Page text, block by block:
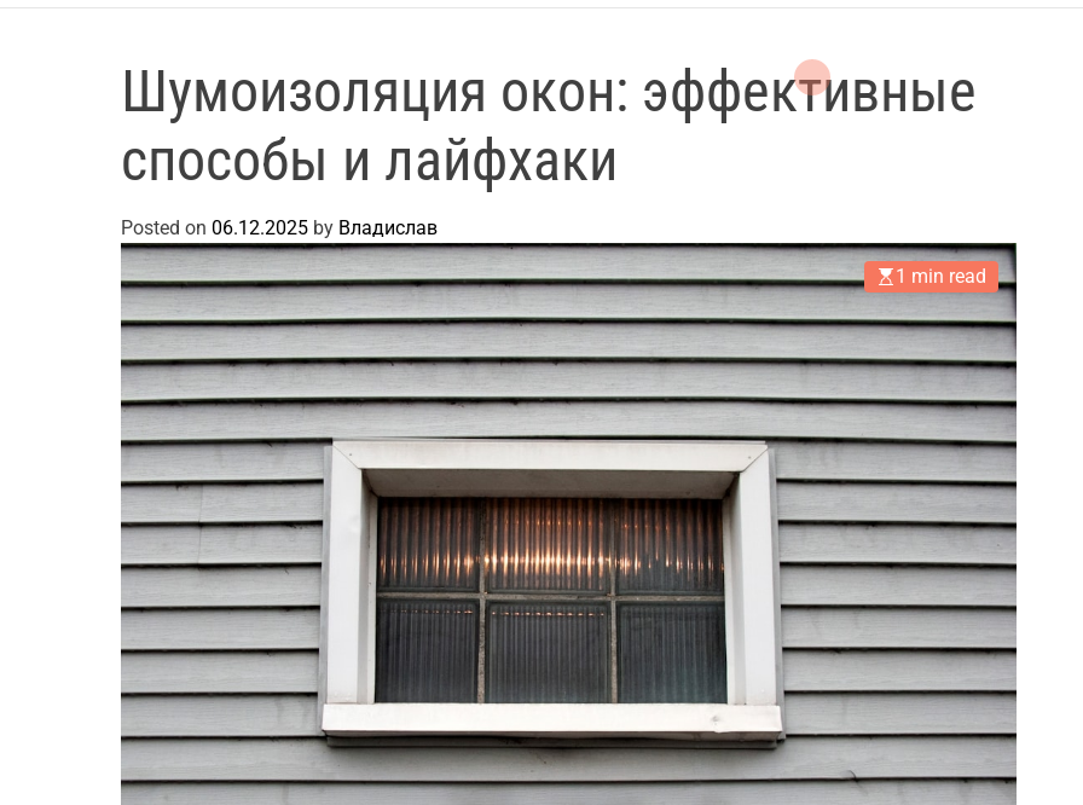
Шумоизоляция окон: эффективные
способы и лайфхаки
Posted on 06.12.2025 by Владислав
1 min read